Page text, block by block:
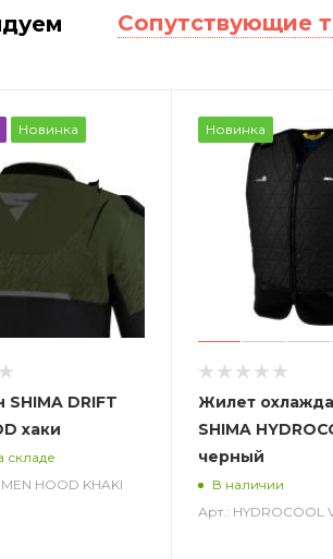
Сопутствующие
Новинка
DRIFT
хаки
складе
HOOD KHAKI
Новинка
Жилет
SHIMA
черный
В наличии
Арт.: HYDROCOOL